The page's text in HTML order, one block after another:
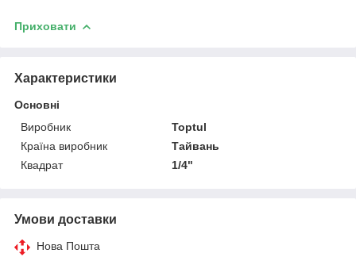
Приховати
Характеристики
Основні
Виробник
Toptul
Країна виробник
Тайвань
Квадрат
1/4"
Умови доставки
Нова Пошта